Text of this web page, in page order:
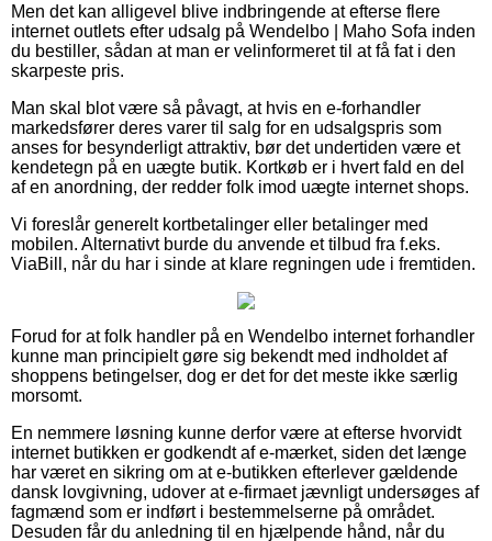
Men det kan alligevel blive indbringende at efterse flere
internet outlets efter udsalg på Wendelbo | Maho Sofa inden
du bestiller, sådan at man er velinformeret til at få fat i den
skarpeste pris.
Man skal blot være så påvagt, at hvis en e-forhandler
markedsfører deres varer til salg for en udsalgspris som
anses for besynderligt attraktiv, bør det undertiden være et
kendetegn på en uægte butik. Kortkøb er i hvert fald en del
af en anordning, der redder folk imod uægte internet shops.
Vi foreslår generelt kortbetalinger eller betalinger med
mobilen. Alternativt burde du anvende et tilbud fra f.eks.
ViaBill, når du har i sinde at klare regningen ude i fremtiden.
Forud for at folk handler på en Wendelbo internet forhandler
kunne man principielt gøre sig bekendt med indholdet af
shoppens betingelser, dog er det for det meste ikke særlig
morsomt.
En nemmere løsning kunne derfor være at efterse hvorvidt
internet butikken er godkendt af e-mærket, siden det længe
har været en sikring om at e-butikken efterlever gældende
dansk lovgivning, udover at e-firmaet jævnligt undersøges af
fagmænd som er indført i bestemmelserne på området.
Desuden får du anledning til en hjælpende hånd, når du